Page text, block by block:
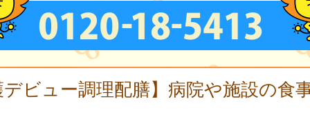
ビュー調理配膳】病院や施設の食